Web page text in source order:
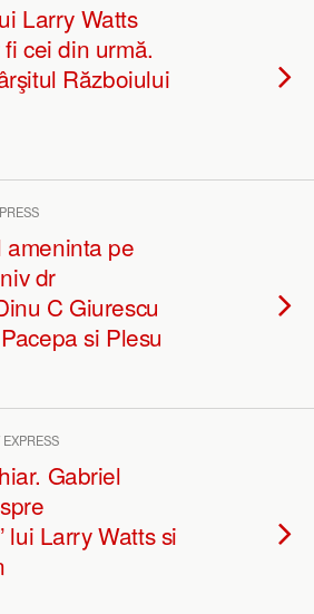
Larry Watts
cei din urmă.
Războiului
pe
dr
C Giurescu
si Plesu
EXPRESS
Gabriel
lui Larry Watts si